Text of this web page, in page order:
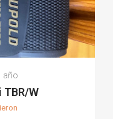
año
TBR/W